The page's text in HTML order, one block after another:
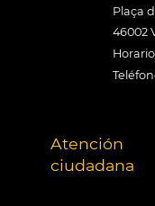
Plaça
46002
Atención
ciudadana